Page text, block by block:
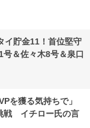
イ貯金11！首位堅守
＆佐々木8号＆泉口
を獲る気持ちで」
戦 イチロー氏の言